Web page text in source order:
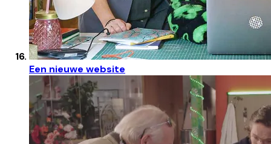
Een nieuwe website